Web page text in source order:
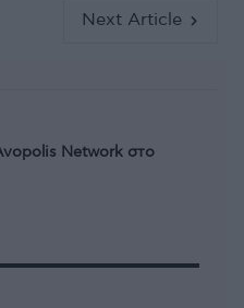
Next Article
Network στο